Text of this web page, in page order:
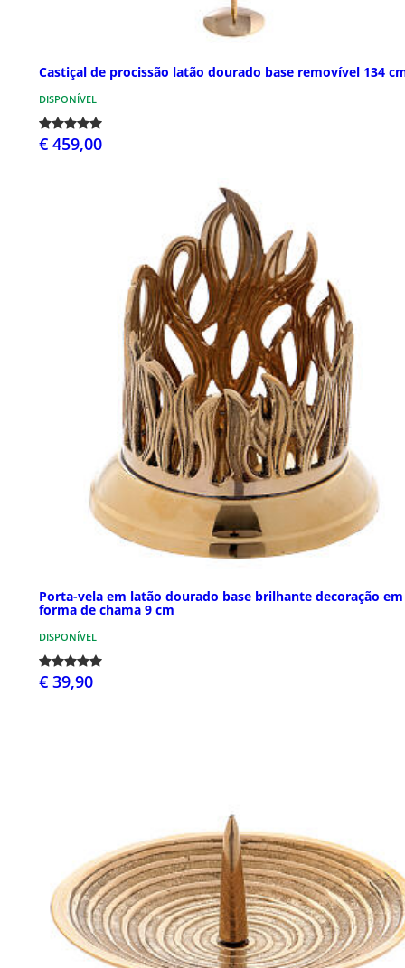
Castiçal de procissão latão dourado base removível 134
DISPONÍVEL
€ 459,00
Porta-vela em latão dourado base brilhante decoração em
forma de chama 9 cm
DISPONÍVEL
€ 39,90